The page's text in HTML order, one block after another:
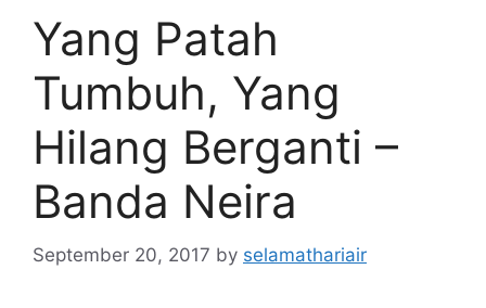
Yang Patah
Tumbuh, Yang
Hilang Berganti –
Banda Neira
September 20, 2017 by selamathariair